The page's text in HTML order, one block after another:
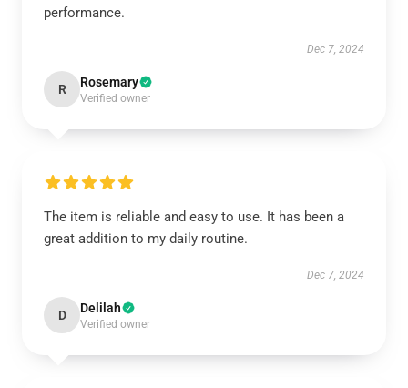
performance.
Dec 7, 2024
R Rosemary
Verified owner
The item is reliable and easy to use. It has been a
great addition to my daily routine.
Dec 7, 2024
D Delilah
Verified owner